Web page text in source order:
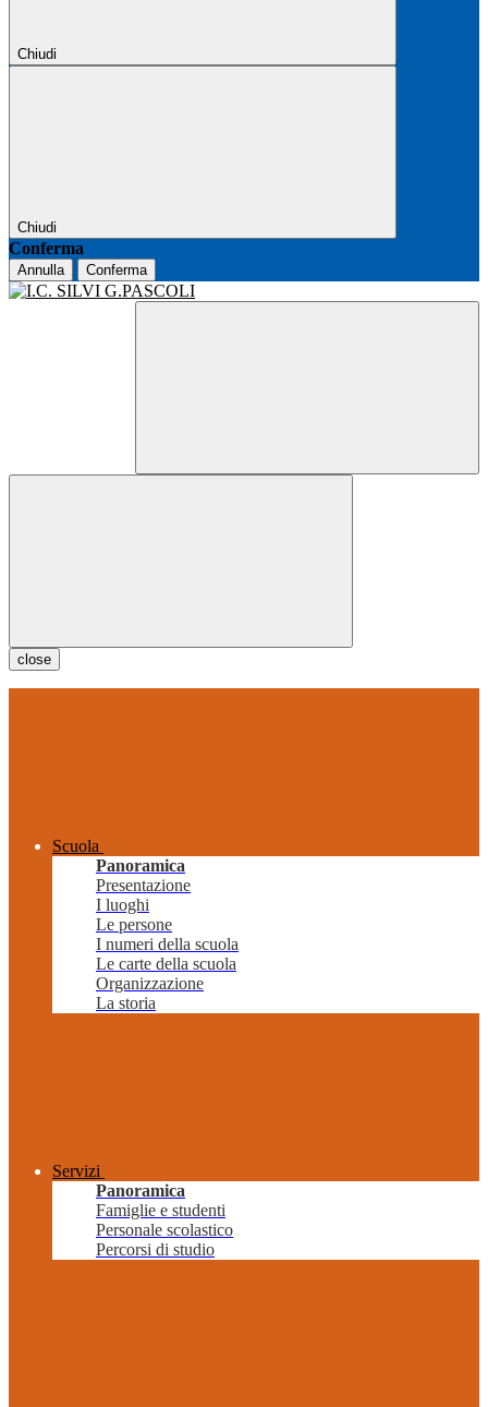
Chiudi
Chiudi
Conferma
Annulla Conferma
close
Scuola
Panoramica
Presentazione
I luoghi
Le persone
I numeri della scuola
Le carte della scuola
Organizzazione
La storia
Servizi
Panoramica
Famiglie e studenti
Personale scolastico
Percorsi di studio